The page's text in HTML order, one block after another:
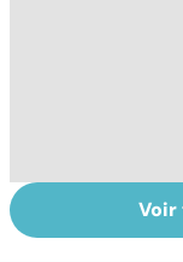
Les
leurs
Voir